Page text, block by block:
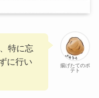
揚げたてのポ
テト
特に忘
に行い